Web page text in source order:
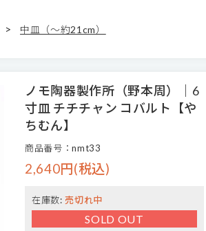
>
中皿（～約21cm）
ノモ陶器製作所（野本周）｜6
寸皿 チチチャン コバルト【や
ちむん】
商品番号：nmt33
2,640円(税込)
在庫数: 売切れ中
SOLD OUT